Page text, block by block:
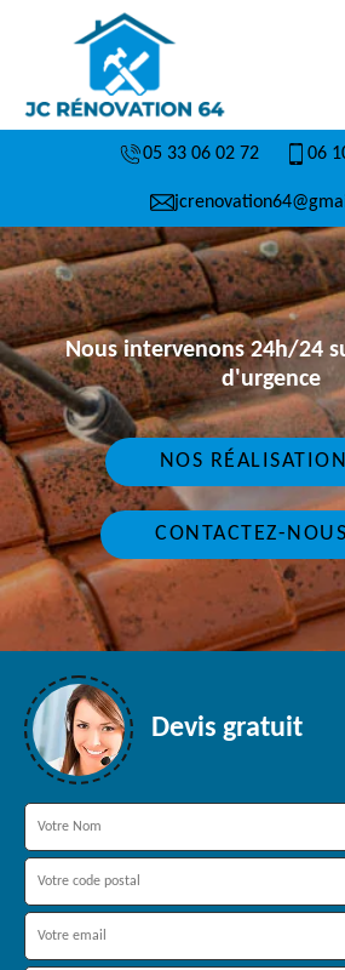
05 33 06 02 72 06
Nous intervenons 24h/24
d'urgence
NOS
CONTACTEZ-
Devis gratuit